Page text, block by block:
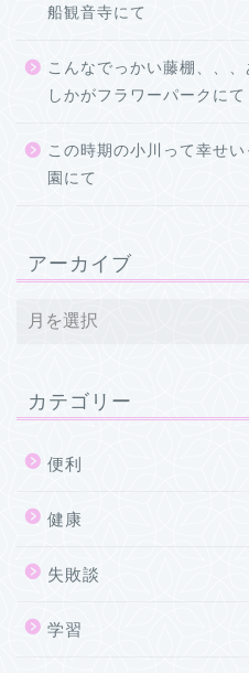
船観音寺にて
こんなでっかい藤棚、、
しかがフラワーパークにて
この時期の小川って幸せ
園にて
アーカイブ
カテゴリー
便利
健康
失敗談
学習